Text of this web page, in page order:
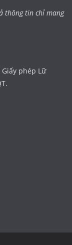
thông tin chỉ mang
Giấy phép Lữ